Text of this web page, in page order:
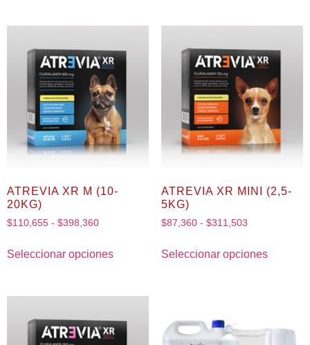
ATREVIA XR M (10-
20KG)
$110,655 - $398,360
Seleccionar opciones
ATREVIA XR MINI (2,5-
5KG)
$87,360 - $311,503
Seleccionar opciones